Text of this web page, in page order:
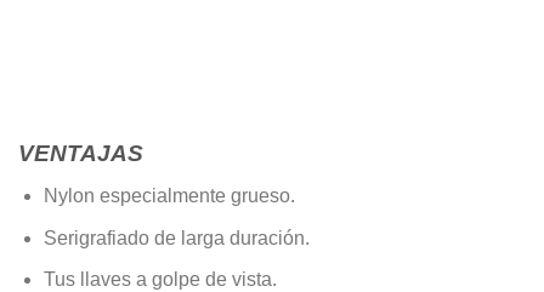
VENTAJAS
Nylon especialmente grueso.
Serigrafiado de larga duración.
Tus llaves a golpe de vista.